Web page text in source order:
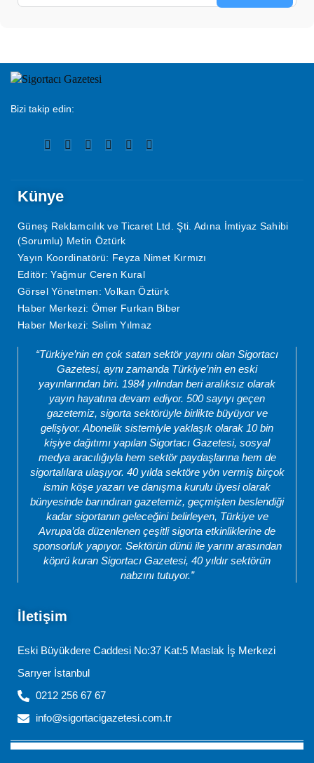
Bizi takip edin:
Künye
Güneş Reklamcılık ve Ticaret Ltd. Şti. Adına İmtiyaz Sahibi
(Sorumlu) Metin Öztürk
Yayın Koordinatörü: Feyza Nimet Kırmızı
Editör: Yağmur Ceren Kural
Görsel Yönetmen: Volkan Öztürk
Haber Merkezi: Ömer Furkan Biber
Haber Merkezi: Selim Yılmaz
“Türkiye’nin en çok satan sektör yayını olan Sigortacı
Gazetesi, aynı zamanda Türkiye’nin en eski
yayınlarından biri. 1984 yılından beri aralıksız olarak
yayın hayatına devam ediyor. 500 sayıyı geçen
gazetemiz, sigorta sektörüyle birlikte büyüyor ve
gelişiyor. Abonelik sistemiyle yaklaşık olarak 10 bin
kişiye dağıtımı yapılan Sigortacı Gazetesi, sosyal
medya aracılığıyla hem sektör paydaşlarına hem de
sigortalılara ulaşıyor. 40 yılda sektöre yön vermiş birçok
ismin köşe yazarı ve danışma kurulu üyesi olarak
bünyesinde barındıran gazetemiz, geçmişten beslendiği
kadar sigortanın geleceğini belirleyen, Türkiye ve
Avrupa’da düzenlenen çeşitli sigorta etkinliklerine de
sponsorluk yapıyor. Sektörün dünü ile yarını arasından
köprü kuran Sigortacı Gazetesi, 40 yıldır sektörün
nabzını tutuyor.”
İletişim
Eski Büyükdere Caddesi No:37 Kat:5 Maslak İş Merkezi
Sarıyer İstanbul
0212 256 67 67
info@sigortacigazetesi.com.tr